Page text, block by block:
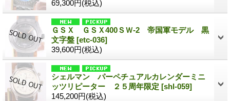
69,300円(税込)
ＧＳＸ ＧＳＸ400ＳＷ-2 帝国軍モデル 黒
文字盤 [etc-036]
39,600円(税込)
シェルマン パーペチュアルカレンダーミニ
ッツリピーター ２５周年限定 [shl-059]
145,200円(税込)